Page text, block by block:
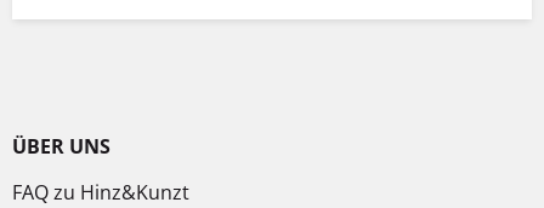
ÜBER UNS
FAQ zu Hinz&Kunzt